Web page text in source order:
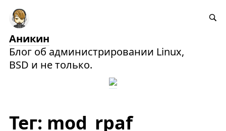
Аникин
Блог об администрировании Linux,
BSD и не только.
Тег: mod_rpaf